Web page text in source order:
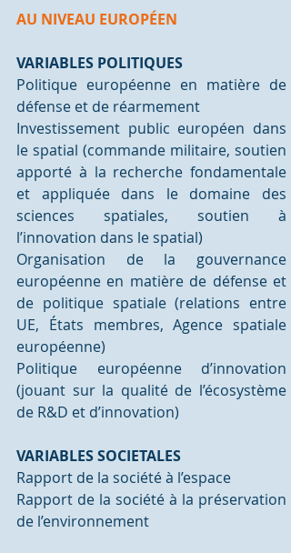
AU NIVEAU EUROPÉEN
VARIABLES POLITIQUES
Politique européenne en matière de
défense et de réarmement
Investissement public européen dans
le spatial (commande militaire, soutien
apporté à la recherche fondamentale
et appliquée dans le domaine des
sciences spatiales, soutien à
l’innovation dans le spatial)
Organisation de la gouvernance
européenne en matière de défense et
de politique spatiale (relations entre
UE, États membres, Agence spatiale
européenne)
Politique européenne d’innovation
(jouant sur la qualité de l’écosystème
de R&D et d’innovation)
VARIABLES SOCIETALES
Rapport de la société à l’espace
Rapport de la société à la préservation
de l’environnement